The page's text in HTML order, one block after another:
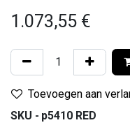
1.073,55 €
Toevoegen aan
SKU - p5410 RED